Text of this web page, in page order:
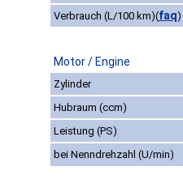
Verbrauch (L/100 km)(faq)
Motor / Engine
Zylinder
Hubraum (ccm)
Leistung (PS)
bei Nenndrehzahl (U/min)